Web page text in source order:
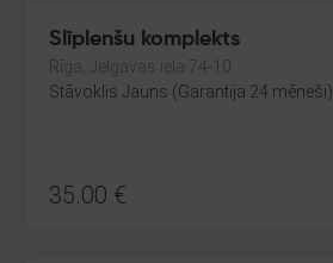
Slīplenšu komplekts
Rīga, Jelgavas iela 74-10
Stāvoklis Jauns (Garantija 24 mēneši)
35.00 €